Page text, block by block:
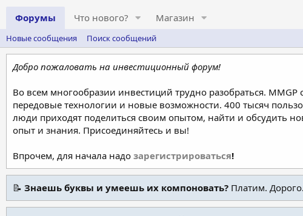
Форумы Что нового? Магазин
Новые сообщения Поиск сообщений
Добро пожаловать на инвестиционный форум!
Во всем многообразии инвестиций трудно разобраться.
передовые технологии и новые возможности. 400 тысяч
люди приходят поделиться своим опытом, найти и обсудить
опыт и знания. Присоединяйтесь и вы!
Впрочем, для начала надо зарегистрироваться!
📝 Знаешь буквы и умеешь их компоновать? Платим. Дорого.